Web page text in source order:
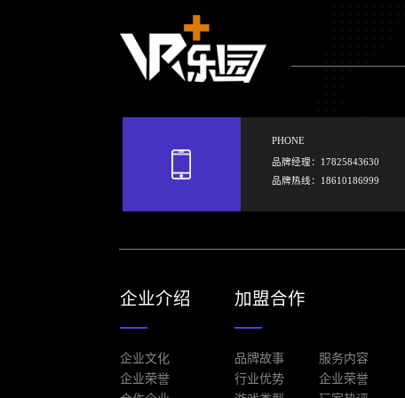
PHONE
品牌经理：17825843630
品牌热线：18610186999
企业介绍
企业文化
企业荣誉
加盟合作
品牌故事
行业优势
服务内容
企业荣誉